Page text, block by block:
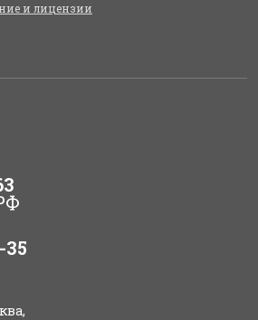
и лицензии
35